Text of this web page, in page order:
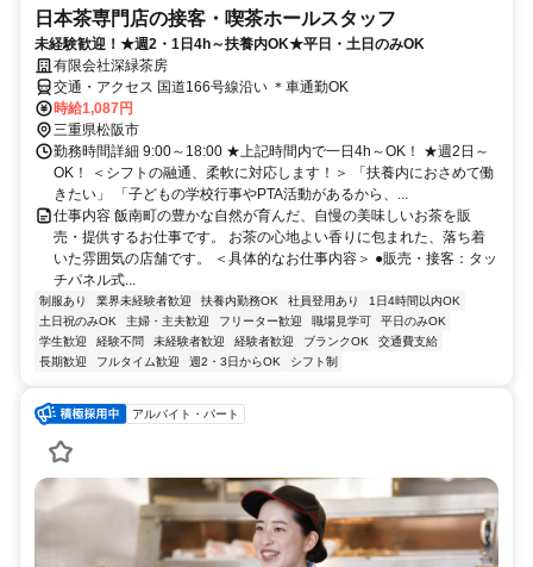
日本茶専門店の接客・喫茶ホールスタッフ
未経験歓迎！★週2・1日4h～扶養内OK★平日・土日のみOK
有限会社深緑茶房
交通・アクセス 国道166号線沿い ＊車通勤OK
時給1,087円
三重県松阪市
勤務時間詳細 9:00～18:00 ★上記時間内で一日4h～OK！ ★週2日～
OK！ ＜シフトの融通、柔軟に対応します！＞ 「扶養内におさめて働
きたい」 「子どもの学校行事やPTA活動があるから、...
仕事内容 飯南町の豊かな自然が育んだ、自慢の美味しいお茶を販
売・提供するお仕事です。 お茶の心地よい香りに包まれた、落ち着
いた雰囲気の店舗です。 ＜具体的なお仕事内容＞ ●販売・接客：タッ
チパネル式...
制服あり 業界未経験者歓迎 扶養内勤務OK 社員登用あり
1日4時間以内OK
土日祝のみOK
主婦・主夫歓迎 フリーター歓迎 職場見学可
平日のみOK
学生歓迎
経験不問 未経験者歓迎 経験者歓迎 ブランクOK
交通費支給
長期歓迎
フルタイム歓迎 週2・3日からOK シフト制
アルバイト・パート